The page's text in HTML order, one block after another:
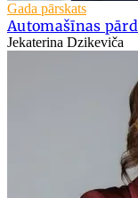
Gada pārskats
Automašīnas
Jekaterina Dzikeviča